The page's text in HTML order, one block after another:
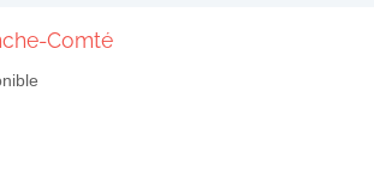
Comté